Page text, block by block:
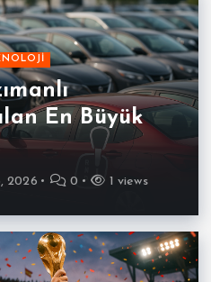
En Büyük
2026 0 1 views